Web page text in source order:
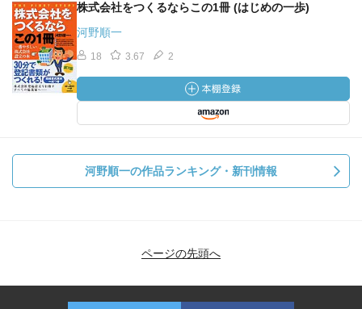
株式会社をつくるならこの1冊 (はじめの一歩)
河野順一
18 3.67 2
河野順一の作品ランキング・新刊情報
ページの先頭へ